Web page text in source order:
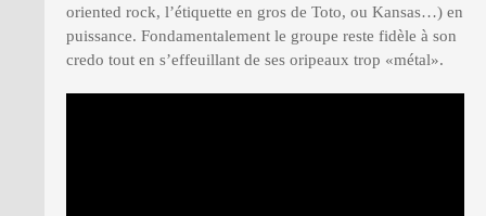
oriented rock, l’étiquette en gros de Toto, ou Kansas…) en
puissance. Fondamentalement le groupe reste fidèle à son
credo tout en s’effeuillant de ses oripeaux trop «métal».